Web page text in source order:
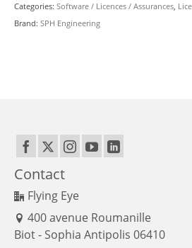
Categories: Software / Licences / Assurances,
Brand: SPH Engineering
Contact
Flying Eye
400 avenue Roumanille
Biot - Sophia Antipolis 06410